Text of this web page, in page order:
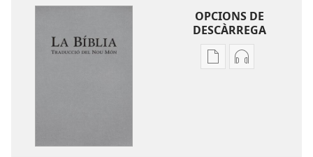
OPCIONS DE
DESCÀRREGA
OpcionsOpcions